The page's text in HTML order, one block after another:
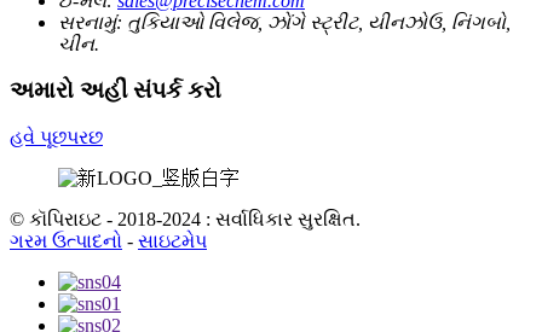
સરનામું: તુકિયાઓ વિલેજ, ઝોંગે સ્ટ્રીટ, યીનઝોઉ, નિંગબો,
ચીન.
અમારો અહીં સંપર્ક કરો
હવે પૂછપરછ
© કૉપિરાઇટ - 2018-2024 : સર્વાધિકાર સુરક્ષિત.
ગરમ ઉત્પાદનો - સાઇટમેપ